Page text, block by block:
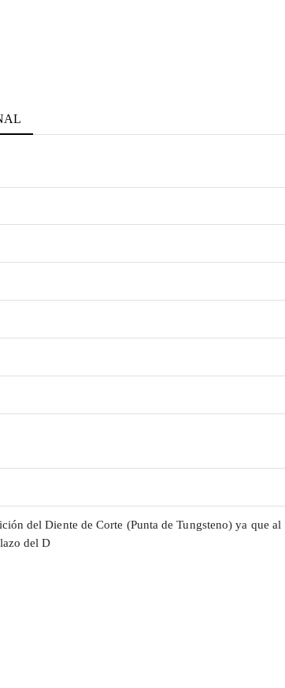
del Diente de Corte (Punta de Tungsteno) ya que al
del D